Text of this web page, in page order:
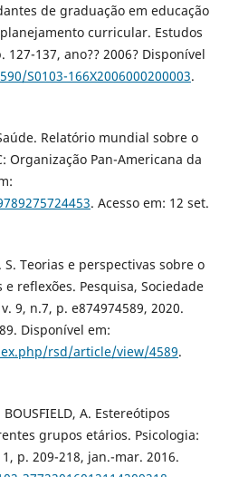
de graduação em educação
curricular. Estudos
127-137, ano?? 2006? Disponível
S0103-166X2006000200003.
Relatório mundial sobre o
Organização Pan-Americana da
. Acesso em: 12 set.
S. Teorias e perspectivas sobre o
reflexões. Pesquisa, Sociedade
9, n.7, p. e874974589, 2020.
Disponível em:
rsd/article/view/4589.
BOUSFIELD, A. Estereótipos
grupos etários. Psicologia:
p. 209-218, jan.-mar. 2016.